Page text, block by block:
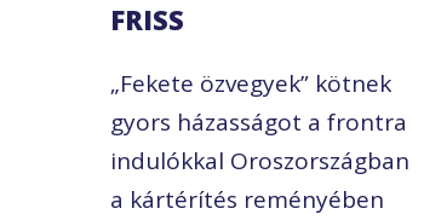
FRISS
„Fekete özvegyek” kötnek
gyors házasságot a frontra
indulókkal Oroszországban
a kártérítés reményében